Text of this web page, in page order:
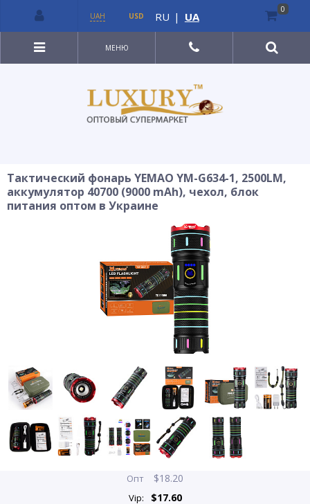
МЕНЮ
Тактический фонарь YEMAO YM-G634-1, 2500LM,
аккумулятор 40700 (9000 mAh), чехол, блок
питания оптом в Украине
Опт $18.20
Vip: $17.60
UAH USD RU | UA
0